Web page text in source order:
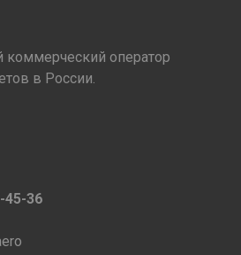
оператор
в России.
45-36